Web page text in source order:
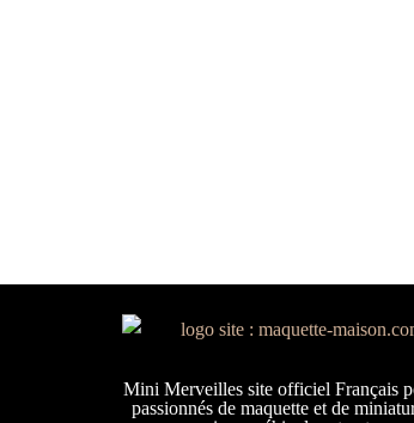
Mini Merveilles site officiel Français
passionnés de maquette et de